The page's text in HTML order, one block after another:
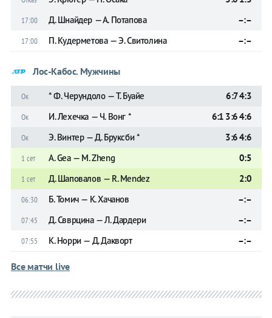
17:00 Д. Шнайдер — А. Потапова –:–
17:00 П. Кудерметова — Э. Свитолина –:–
Лос-Кабос. Мужчины
Ок * Ф. Черундоло — Т. Буайе 6:7 4:3
Ок И. Леxечка — Ч. Вонг * 6:1 3:6 4:6
Ок Э. Винтер — Д. Бруксби * 3:6 4:6
1 сет A. Gea — M. Zheng 0:5
1 сет Д. Шаповалов — R. Mendez 2:0
06:30 Б. Томич — К. Хачанов –:–
07:45 Д. Свврцина — Л. Дардери –:–
07:55 К. Норри — Д. Дакворт –:–
Все матчи live